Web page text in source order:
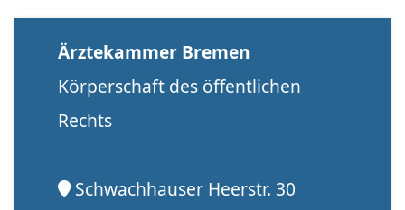
Ärztekammer Bremen
Körperschaft des öffentlichen
Rechts
Schwachhauser Heerstr. 30